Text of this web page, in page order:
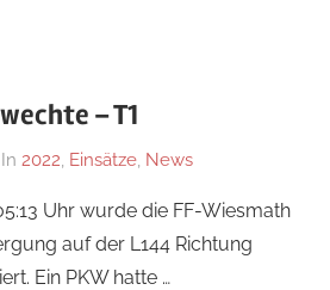
– T1
Von
In 2022 Einsätze News
Uhr wurde die FF-Wiesmath
auf der L144 Richtung
Ein PKW hatte …